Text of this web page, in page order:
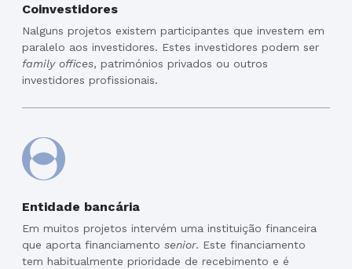
Coinvestidores
Nalguns projetos existem participantes que investem em
paralelo aos investidores. Estes investidores podem ser
family offices, patrimónios privados ou outros
investidores profissionais.
Entidade bancária
Em muitos projetos intervém uma instituição financeira
que aporta financiamento senior. Este financiamento
tem habitualmente prioridade de recebimento e é